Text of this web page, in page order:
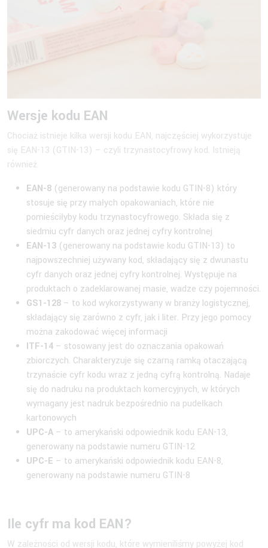
Wersje kodu EAN
Chociaż istnieje kilka wersji kodu EAN, najczęściej wykorzystuje
się EAN-13 (GTIN-13) – czyli trzynastocyfrowy kod. Istnieją
również
EAN-8 (generowany na podstawie kodu GTIN-8) który
stosuje się przy małych opakowaniach, które nie
pomieściłyby kodu trzynastocyfrowego. Składa się z
siedmiu cyfr danych oraz jednej cyfry kontrolnej
EAN-13 (generowany na podstawie kodu GTIN-13) to
najpowszechniej używany kod, składający się z dwunastu
cyfr danych oraz jednej cyfry kontrolnej. Występuje na
produktach o zadeklarowanej masie, wadze czy pojemności.
GS1-128 – to kod wykorzystywany w branży logistycznej,
składający się zarówno z cyfr, jak i liter. Przy jego pomocy
można zakodować więcej informacji
ITF-14 – stosowany jest do oznaczania opakowań
zbiorczych. Charakteryzuje się czarną ramką otaczającą
trzynaście cyfr kodu wraz z jedną cyfrą kontrolną. Nadaje
się do nadruku na produktach komercyjnych, w których
wymagany jest nadruk bezpośrednio na pudełkach
kartonowych
UPC-A – to amerykański odpowiednik kodu EAN-13,
generowany na podstawie numeru GTIN-12
UPC-E – to amerykański odpowiednik kodu EAN-8,
generowany na podstawie numeru GTIN-8
Ile cyfr ma kod EAN?
W zależności od wersji kodu, które wymieniliśmy powyżej kod